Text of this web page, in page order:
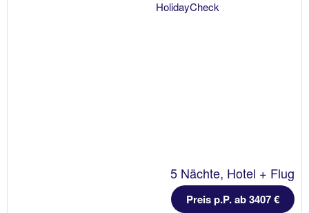
5 Nächte, Hotel + Flug
Preis p.P. ab 3407 €